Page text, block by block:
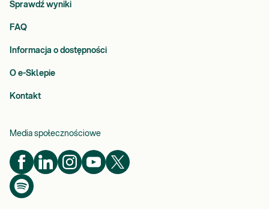
Sprawdź wyniki
FAQ
Informacja o dostępności
O e-Sklepie
Kontakt
Media społecznościowe